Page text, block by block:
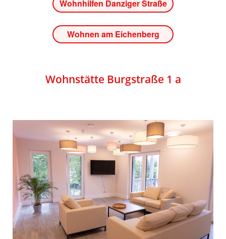
Wohnhilfen Danziger Straße
Wohnen am Eichenberg
Wohnstätte Burgstraße 1 a